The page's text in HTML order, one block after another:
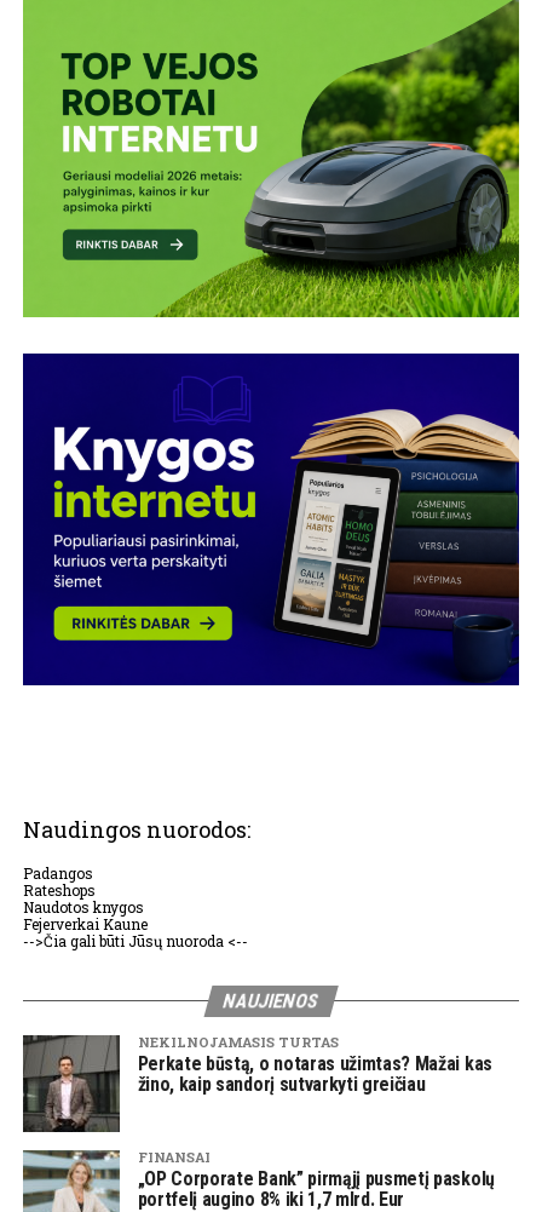
Naudingos nuorodos:
Padangos
Rateshops
Naudotos knygos
Fejerverkai Kaune
-->Čia gali būti Jūsų nuoroda <--
NAUJIENOS
NEKILNOJAMASIS TURTAS
Perkate būstą, o notaras užimtas? Mažai kas
žino, kaip sandorį sutvarkyti greičiau
FINANSAI
„OP Corporate Bank” pirmąjį pusmetį paskolų
portfelį augino 8% iki 1,7 mlrd. Eur